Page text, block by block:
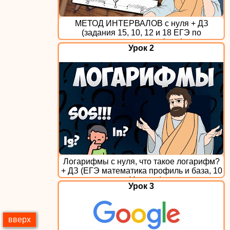
МЕТОД ИНТЕРВАЛОВ с нуля + ДЗ
(задания 15, 10, 12 и 18 ЕГЭ по
математике профиль)
Урок 2
Логарифмы с нуля, что такое логарифм?
+ ДЗ (ЕГЭ математика профиль и база, 10
и 11 класс)
Урок 3
вверх